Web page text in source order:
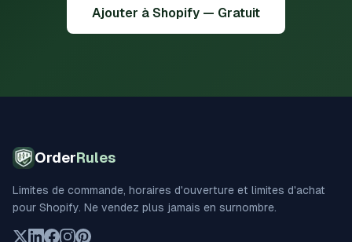
Ajouter à Shopify — Gratuit
OrderRules
Limites de commande, horaires d'ouverture et limites d'achat
pour Shopify. Ne vendez plus jamais en surnombre.